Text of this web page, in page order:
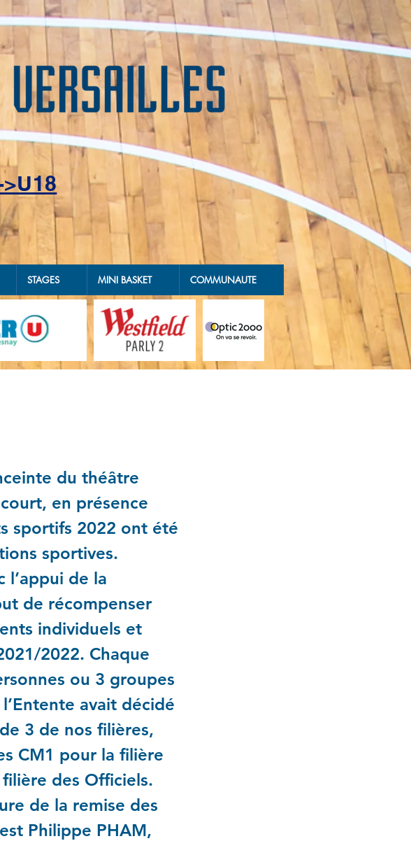
STAGES MINI BASKET COMMUNAUTE
du théâtre
en présence
sportifs 2022 ont été
sportives.
l’appui de la
de récompenser
individuels et
2022. Chaque
ou 3 groupes
avait décidé
3 de nos filières,
CM1 pour la filière
des Officiels.
de la remise des
Philippe PHAM,